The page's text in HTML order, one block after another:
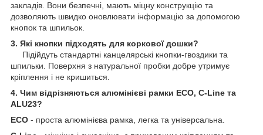
закладів. Вони безпечні, мають міцну конструкцію та
дозволяють швидко оновлювати інформацію за допомогою
кнопок та шпильок.
3. Які кнопки підходять для коркової дошки?
Підійдуть стандартні канцелярські кнопки-гвоздики та
шпильки. Поверхня з натуральної пробки добре утримує
кріплення і не кришиться.
4. Чим відрізняються алюмінієві рамки ECO, C-Line та
ALU23?
ECO - проста алюмінієва рамка, легка та універсальна.